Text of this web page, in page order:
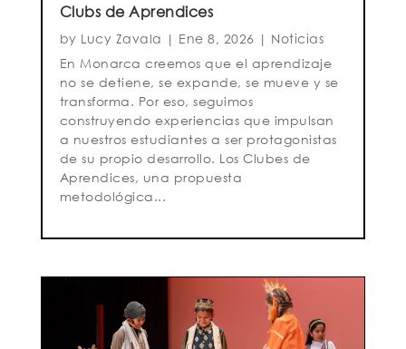
Clubs de Aprendices
by Lucy Zavala | Ene 8, 2026 | Noticias
En Monarca creemos que el aprendizaje
no se detiene, se expande, se mueve y se
transforma. Por eso, seguimos
construyendo experiencias que impulsan
a nuestros estudiantes a ser protagonistas
de su propio desarrollo. Los Clubes de
Aprendices, una propuesta
metodológica...